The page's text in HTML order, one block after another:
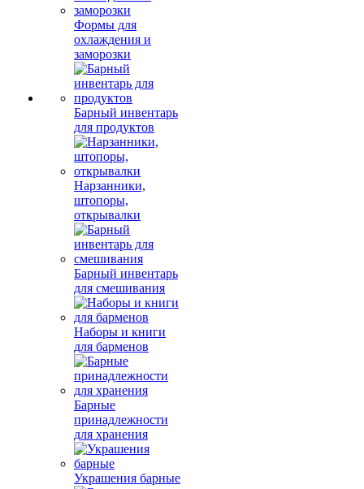
Формы для
охлаждения и
заморозки
Барный инвентарь
для продуктов
Нарзанники,
штопоры,
открывалки
Барный инвентарь
для смешивания
Наборы и книги
для барменов
Барные
принадлежности
для хранения
Украшения барные